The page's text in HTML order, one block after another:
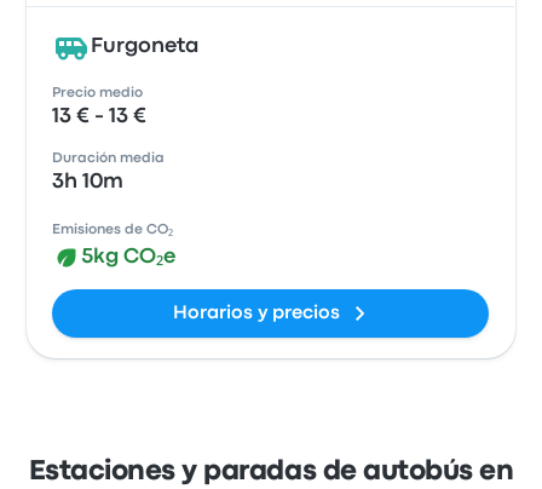
Furgoneta
Precio medio
13 € - 13 €
Duración media
3h 10m
Emisiones de CO₂
5kg CO₂e
Horarios y precios
Estaciones y paradas de autobús en